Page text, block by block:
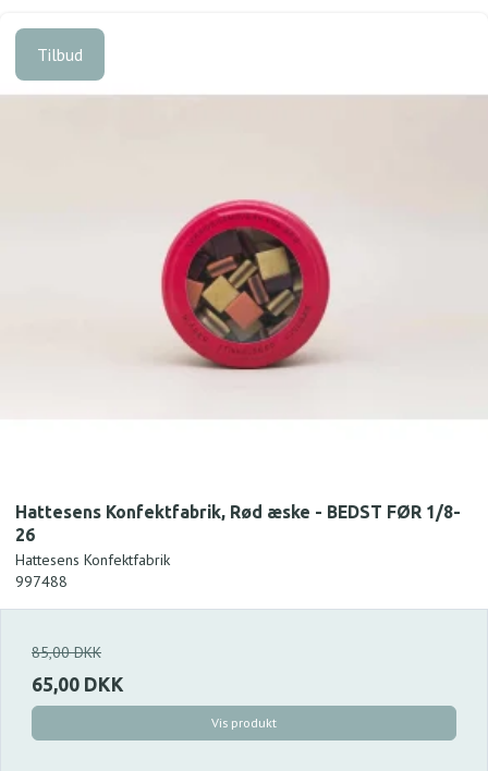
Tilbud
Hattesens Konfektfabrik, Rød æske - BEDST FØR 1/8-
26
Hattesens Konfektfabrik
997488
85,00 DKK
65,00 DKK
Vis produkt